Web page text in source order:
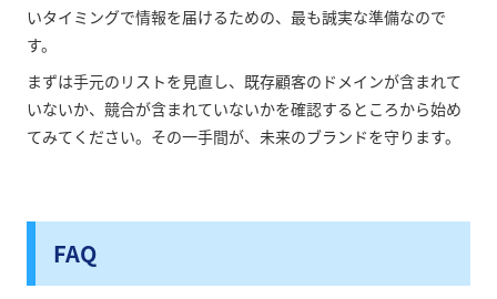
いタイミングで情報を届けるための、最も誠実な準備なので
す。
まずは手元のリストを見直し、既存顧客のドメインが含まれて
いないか、競合が含まれていないかを確認するところから始め
てみてください。その一手間が、未来のブランドを守ります。
FAQ